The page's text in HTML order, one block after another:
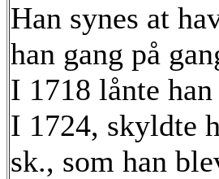
Han synes at
han gang på
I 1718 lånte
I 1724, skyldte
sk., som han